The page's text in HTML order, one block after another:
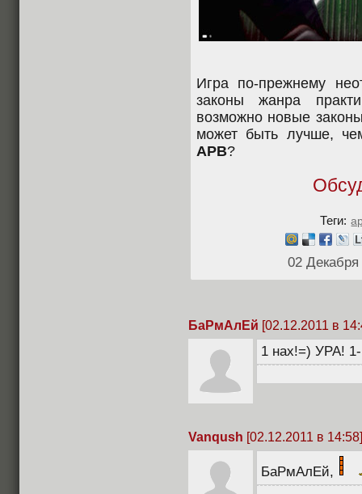
Игра по-прежнему
законы жанра
возможно новые
может быть лучше,
АРВ?
Теги:
02
БаРмАлЕй [02.12.2011 в
1 нах!=) УРА!
Vanqush [02.12.2011 в 14:58]
БаРмАлЕй,